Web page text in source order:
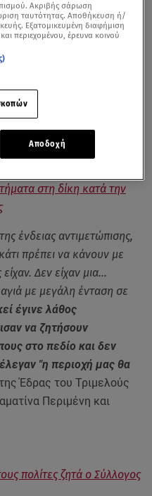
επεσήμανε ότι δεν
αρμόδιων υπηρεσιών,
τους 104 άνθρωποι.
στη δίκη κατά την
ένδειας αντιμετώπισης,
πρέπει να κάνουν με
Δεν είχαν μια...
με μεγάλη ένταση σε
έγινε λάθος
να ζητήσουν
στο πεδίο και δεν
"η περιοχή μας θα
Έδρας του Τριμελούς
Περιμένη και
πολίτες ζητά ο Σύλλογος
Ακριβής σάρωση
ταυτότητας. Αποθήκευση ή/
Εξατομικευμένη διαφήμιση
περιεχομένου, έρευνα κοινού
Αποδοχή